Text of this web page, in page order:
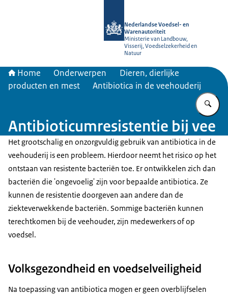
Nederlandse Voedsel- en
Warenautoriteit
Ministerie van Landbouw,
Visserij, Voedselzekerheid en
Natuur
Home Onderwerpen
Dieren, dierlijke
producten en mest
Antibiotica in de veehouderij
Antibioticumresistentie bij vee
Het grootschalig en onzorgvuldig gebruik van antibiotica in de
veehouderij is een probleem. Hierdoor neemt het risico op het
ontstaan van resistente bacteriën toe. Er ontwikkelen zich dan
bacteriën die 'ongevoelig' zijn voor bepaalde antibiotica. Ze
kunnen de resistentie doorgeven aan andere dan de
ziekteverwekkende bacteriën. Sommige bacteriën kunnen
terechtkomen bij de veehouder, zijn medewerkers of op
voedsel.
Volksgezondheid en voedselveiligheid
Na toepassing van antibiotica mogen er geen overblijfselen